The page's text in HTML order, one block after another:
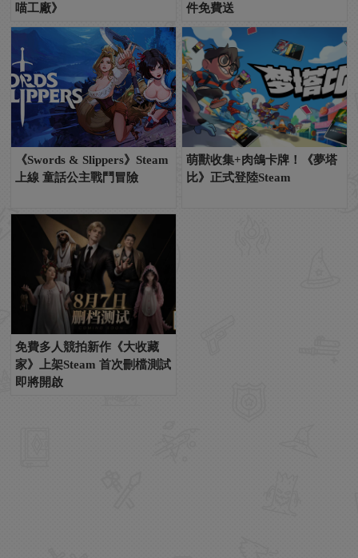
喵工廠》
件免費送
《Swords & Slippers》Steam
上線 童話公主戰鬥冒險
萌獸收集+肉鴿卡牌！《夢塔
比》正式登陸Steam
免費多人競拍新作《大收藏
家》上架Steam 首次刪檔測試
即將開啟